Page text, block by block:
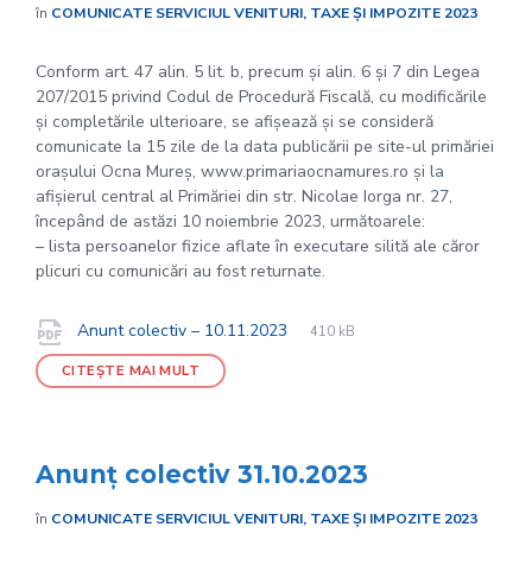
în COMUNICATE SERVICIUL VENITURI, TAXE ȘI IMPOZITE 2023
Conform art. 47 alin. 5 lit. b, precum și alin. 6 și 7 din Legea
207/2015 privind Codul de Procedură Fiscală, cu modificările
și completările ulterioare, se afișează și se consideră
comunicate la 15 zile de la data publicării pe site-ul primăriei
orașului Ocna Mureș, www.primariaocnamures.ro și la
afișierul central al Primăriei din str. Nicolae Iorga nr. 27,
începând de astăzi 10 noiembrie 2023, următoarele:
– lista persoanelor fizice aflate în executare silită ale căror
plicuri cu comunicări au fost returnate.
Documente
Anunt colectiv – 10.11.2023
File
pdf
File
410 kB
CITEȘTE MAI MULT
Anunț colectiv 31.10.2023
în COMUNICATE SERVICIUL VENITURI, TAXE ȘI IMPOZITE 2023